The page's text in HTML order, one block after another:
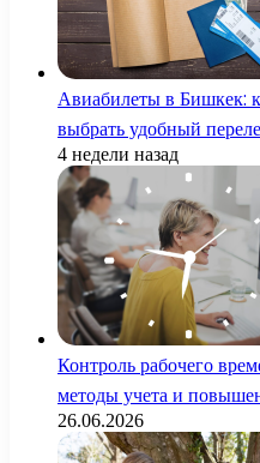
Авиабилеты в Бишкек:
выбрать удобный
4 недели назад
Контроль рабочего
методы учета и
26.06.2026